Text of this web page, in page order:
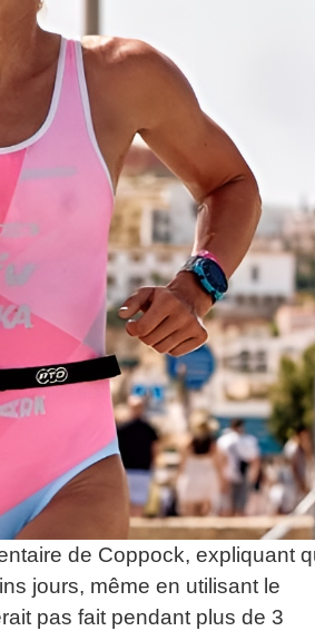
de Coppock, expliquant
jours, même en utilisant le
pas fait pendant plus de 3